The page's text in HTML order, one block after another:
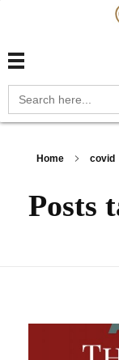
Search
for:
Home covid
Posts